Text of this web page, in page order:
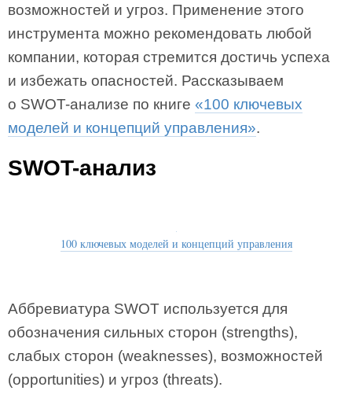
возможностей и угроз. Применение этого
инструмента можно рекомендовать любой
компании, которая стремится достичь успеха
и избежать опасностей. Рассказываем
о SWOT-анализе по книге «100 ключевых
моделей и концепций управления».
SWOT-анализ
100 ключевых моделей и концепций управления
Аббревиатура SWOT используется для
обозначения сильных сторон (strengths),
слабых сторон (weaknesses), возможностей
(opportunities) и угроз (threats).